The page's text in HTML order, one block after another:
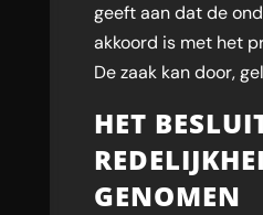
geeft aan dat de
akkoord is met het
De zaak kan door,
HET
GENOMEN